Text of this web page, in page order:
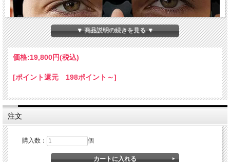
▼ 商品説明の続きを見る ▼
価格:19,800円(税込)
[ポイント還元 198ポイント～]
注文
購入数： 個